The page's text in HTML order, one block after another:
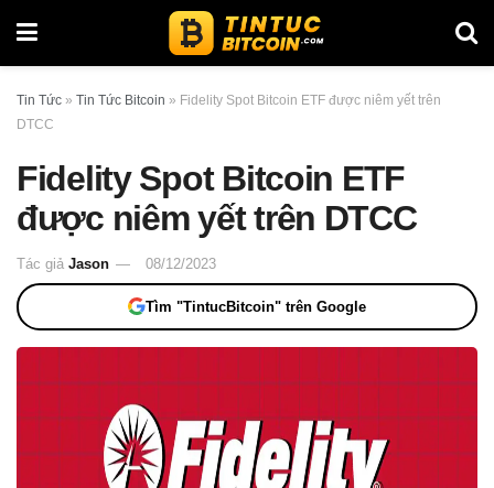
Tin Tức » Tin Tức Bitcoin » Fidelity Spot Bitcoin ETF được niêm yết trên
DTCC
Fidelity Spot Bitcoin ETF
được niêm yết trên DTCC
Tác giả Jason 08/12/2023
Tìm "TintucBitcoin" trên Google